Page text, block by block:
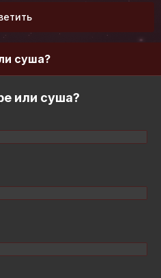
суша?
или суша?